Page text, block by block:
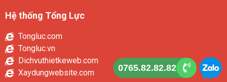
Hệ thống Tổng Lực
Tongluc.com
Tongluc.vn
Dichvuthietkeweb.com
Xaydungwebsite.com
0765.82.82.82